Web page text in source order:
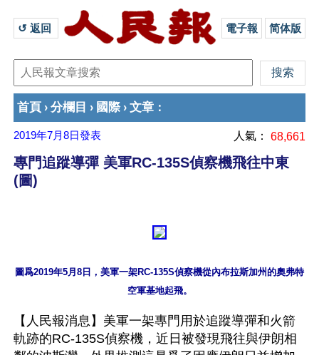
↺ 返回 電子報 简体版
首頁 › 分欄目 › 國際› 文章 ：
2019年7月8日發表 人氣： 68,661
專門追蹤導彈 美軍RC-135S偵察機飛往中東
(圖)
圖爲2019年5月8日，美軍一架RC-135S偵察機從內布拉斯加州的奧弗特
【人民報消息】美軍一架專門用於追蹤導彈和火箭
軌跡的RC-135S偵察機，近日被發現飛往與伊朗相